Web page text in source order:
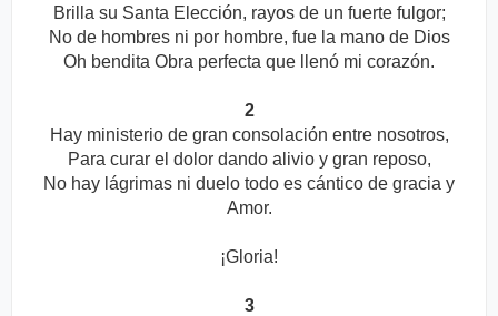
Brilla su Santa Elección, rayos de un fuerte fulgor;
No de hombres ni por hombre, fue la mano de Dios
Oh bendita Obra perfecta que llenó mi corazón.
2
Hay ministerio de gran consolación entre nosotros,
Para curar el dolor dando alivio y gran reposo,
No hay lágrimas ni duelo todo es cántico de gracia y
Amor.
¡Gloria!
3